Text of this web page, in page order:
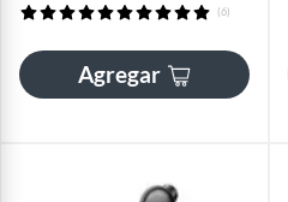
(6)
Agregar